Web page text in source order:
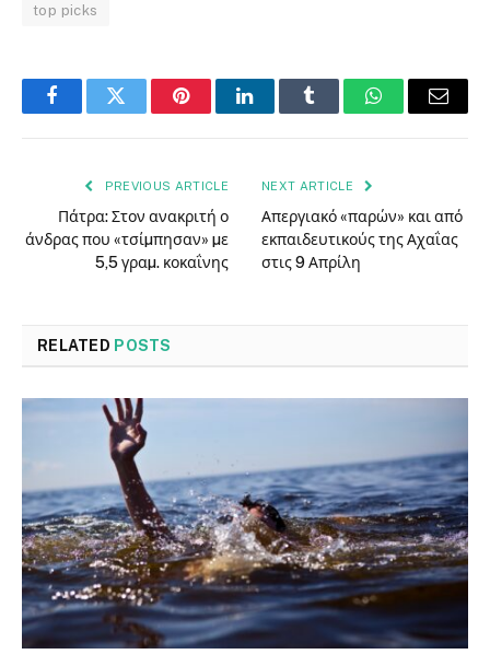
top picks
FacebookTwitter PinterestLinkedInTumblr WhatsAppEmail
PREVIOUS ARTICLE
Πάτρα: Στον ανακριτή ο
άνδρας που «τσίµπησαν» µε
5,5 γραµ. κοκαΐνης
NEXT ARTICLE
Απεργιακό «παρών» και από
εκπαιδευτικούς της Αχαΐας
στις 9 Απρίλη
RELATED POSTS